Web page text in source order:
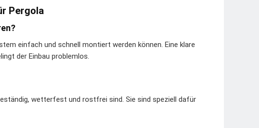
Pergola
einfach und schnell montiert werden können. Eine klare
der Einbau problemlos.
wetterfest und rostfrei sind. Sie sind speziell dafür